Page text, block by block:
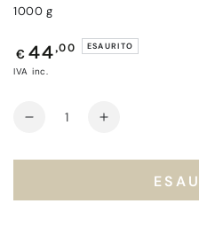
1000 g
Prezzo
regolare
€ 44,00 ESAURITO
IVA inc.
Quantità
Diminuisci
Panna
Aumenta
Panna